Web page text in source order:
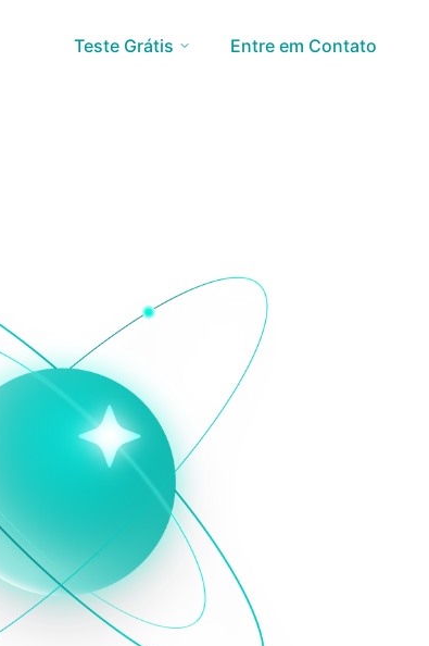
Teste Grátis Entre em Contato